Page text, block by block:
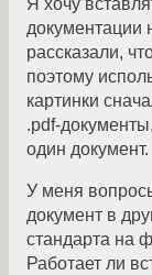
Я хочу
документации
рассказали,
поэтому
картинки
.pdf-
один документ.
У меня
документ в
стандарта на
Работает ли